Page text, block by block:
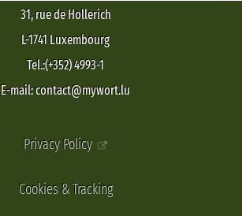
31, rue de Hollerich
L-1741 Luxembourg
Tel.:(+352) 4993-1
E-mail: contact@mywort.lu
Privacy Policy
Cookies & Tracking